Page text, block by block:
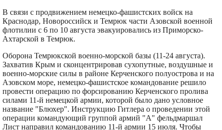
В связи с продвижением немецко-фашистских войск на
Краснодар, Новороссийск и Темрюк части Азовской военной
флотилии с 6 по 10 августа эвакуировались из Приморско-
Ахтарской в Темрюк.
Оборона Темрюкской военно-морской базы (11-24 августа).
Захватив Крым и сконцентрировав сухопутные, воздушные и
военно-морские силы в районе Керченского полуострова и на
Азовском море, немецко-фашистское командование решило
провести операцию по форсированию Керченского пролива
силами 11-й немецкой армии, которой было дано условное
название "Блюхер". Инструкцию Гитлера о проведении этой
операции командующий группой армий "А" фельдмаршал
Лист направил командованию 11-й армии 15 июля. Чтобы